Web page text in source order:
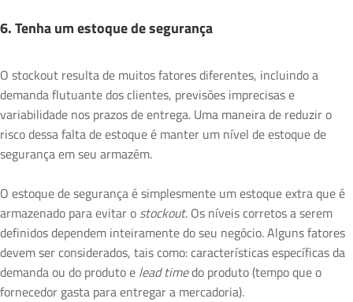
6. Tenha um estoque de segurança
O stockout resulta de muitos fatores diferentes, incluindo a
demanda flutuante dos clientes, previsões imprecisas e
variabilidade nos prazos de entrega. Uma maneira de reduzir o
risco dessa falta de estoque é manter um nível de estoque de
segurança em seu armazém.
O estoque de segurança é simplesmente um estoque extra que é
armazenado para evitar o stockout. Os níveis corretos a serem
definidos dependem inteiramente do seu negócio. Alguns fatores
devem ser considerados, tais como: características específicas da
demanda ou do produto e lead timedo produto (tempo que o
fornecedor gasta para entregar a mercadoria).